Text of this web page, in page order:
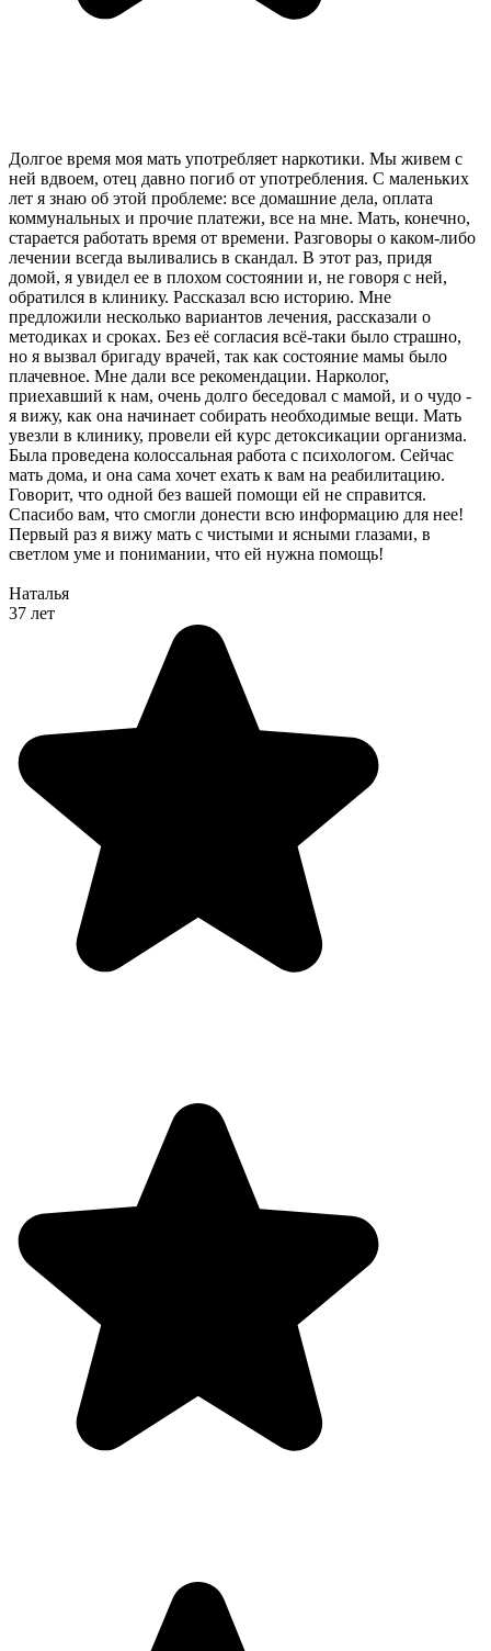
Долгое время моя мать употребляет наркотики. Мы живем с
ней вдвоем, отец давно погиб от употребления. С маленьких
лет я знаю об этой проблеме: все домашние дела, оплата
коммунальных и прочие платежи, все на мне. Мать, конечно,
старается работать время от времени. Разговоры о каком-либо
лечении всегда выливались в скандал. В этот раз, придя
домой, я увидел ее в плохом состоянии и, не говоря с ней,
обратился в клинику. Рассказал всю историю. Мне
предложили несколько вариантов лечения, рассказали о
методиках и сроках. Без её согласия всё-таки было страшно,
но я вызвал бригаду врачей, так как состояние мамы было
плачевное. Мне дали все рекомендации. Нарколог,
приехавший к нам, очень долго беседовал с мамой, и о чудо -
я вижу, как она начинает собирать необходимые вещи. Мать
увезли в клинику, провели ей курс детоксикации организма.
Была проведена колоссальная работа с психологом. Сейчас
мать дома, и она сама хочет ехать к вам на реабилитацию.
Говорит, что одной без вашей помощи ей не справится.
Спасибо вам, что смогли донести всю информацию для нее!
Первый раз я вижу мать с чистыми и ясными глазами, в
светлом уме и понимании, что ей нужна помощь!
Наталья
37 лет